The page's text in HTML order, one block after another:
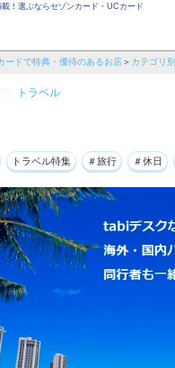
！選ぶならセゾンカード・UCカード
ードで特典・優待のあるお店 カテゴリ別
トラベル
トラベル特集 ＃旅行 ＃休日